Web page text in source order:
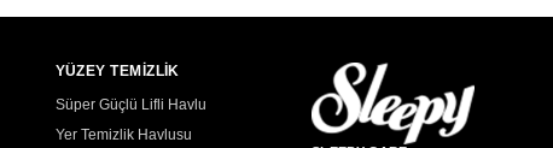
YÜZEY TEMİZLİK
Süper Güçlü Lifli Havlu
Yer Temizlik Havlusu